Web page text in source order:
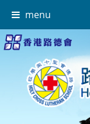
menu